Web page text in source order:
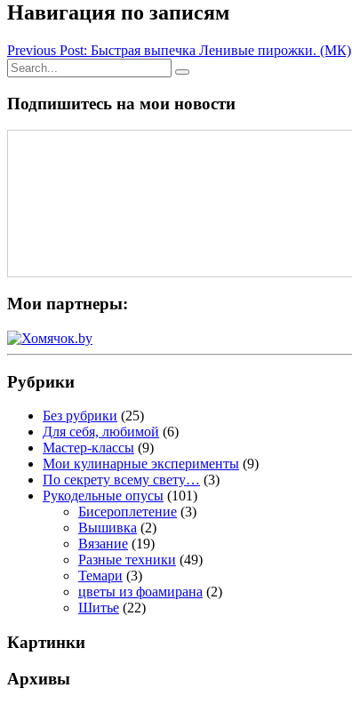
Навигация по записям
Previous Post: Быстрая выпечка Ленивые пирожки. (МК)
Подпишитесь на мои новости
Мои партнеры:
Рубрики
Без рубрики (25)
Для себя, любимой (6)
Мастер-классы (9)
Мои кулинарные эксперименты (9)
По секрету всему свету… (3)
Рукодельные опусы (101)
Бисероплетение (3)
Вышивка (2)
Вязание (19)
Разные техники (49)
Темари (3)
цветы из фоамирана (2)
Шитье (22)
Картинки
Архивы